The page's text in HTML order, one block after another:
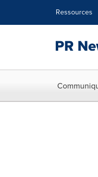
Ressources